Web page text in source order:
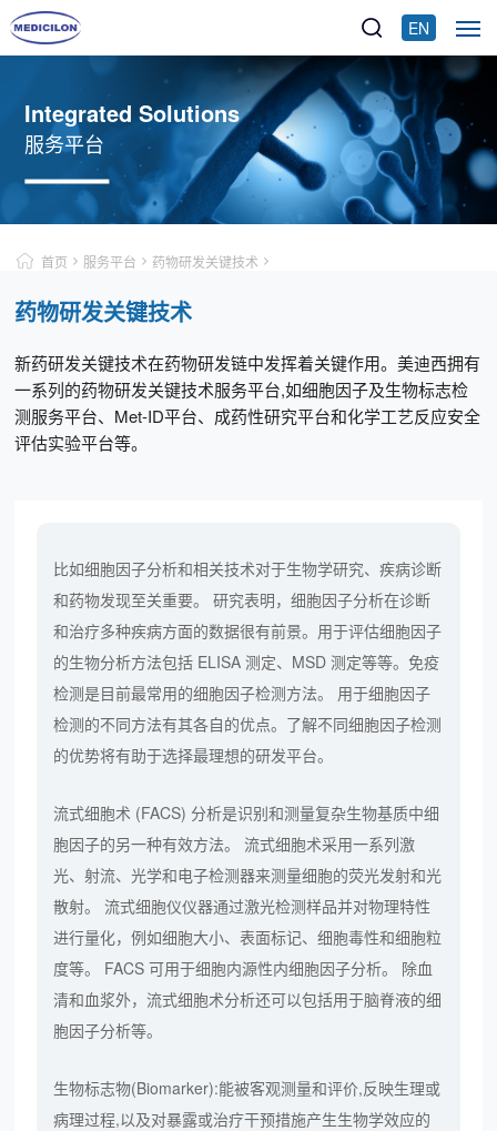
EN
Integrated Solutions
服务平台
首页 服务平台 药物研发关键技术
药物研发关键技术
新药研发关键技术在药物研发链中发挥着关键作用。美迪西拥有
一系列的药物研发关键技术服务平台,如细胞因子及生物标志检
测服务平台、Met-ID平台、成药性研究平台和化学工艺反应安全
评估实验平台等。
比如细胞因子分析和相关技术对于生物学研究、疾病诊断
和药物发现至关重要。 研究表明，细胞因子分析在诊断
和治疗多种疾病方面的数据很有前景。用于评估细胞因子
的生物分析方法包括 ELISA 测定、MSD 测定等等。免疫
检测是目前最常用的细胞因子检测方法。 用于细胞因子
检测的不同方法有其各自的优点。了解不同细胞因子检测
的优势将有助于选择最理想的研发平台。
流式细胞术 (FACS) 分析是识别和测量复杂生物基质中细
胞因子的另一种有效方法。 流式细胞术采用一系列激
光、射流、光学和电子检测器来测量细胞的荧光发射和光
散射。 流式细胞仪仪器通过激光检测样品并对物理特性
进行量化，例如细胞大小、表面标记、细胞毒性和细胞粒
度等。 FACS 可用于细胞内源性内细胞因子分析。 除血
清和血浆外，流式细胞术分析还可以包括用于脑脊液的细
胞因子分析等。
生物标志物(Biomarker):能被客观测量和评价,反映生理或
病理过程,以及对暴露或治疗干预措施产生生物学效应的